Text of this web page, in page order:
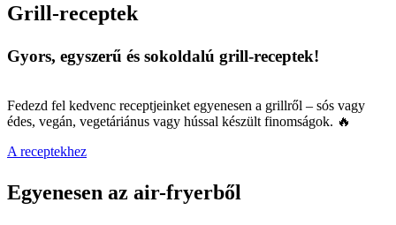
Grill-receptek
Gyors, egyszerű és sokoldalú grill-receptek!
Fedezd fel kedvenc receptjeinket egyenesen a grillről – sós vagy
édes, vegán, vegetáriánus vagy hússal készült finomságok. 🔥
A receptekhez
Egyenesen az air-fryerből